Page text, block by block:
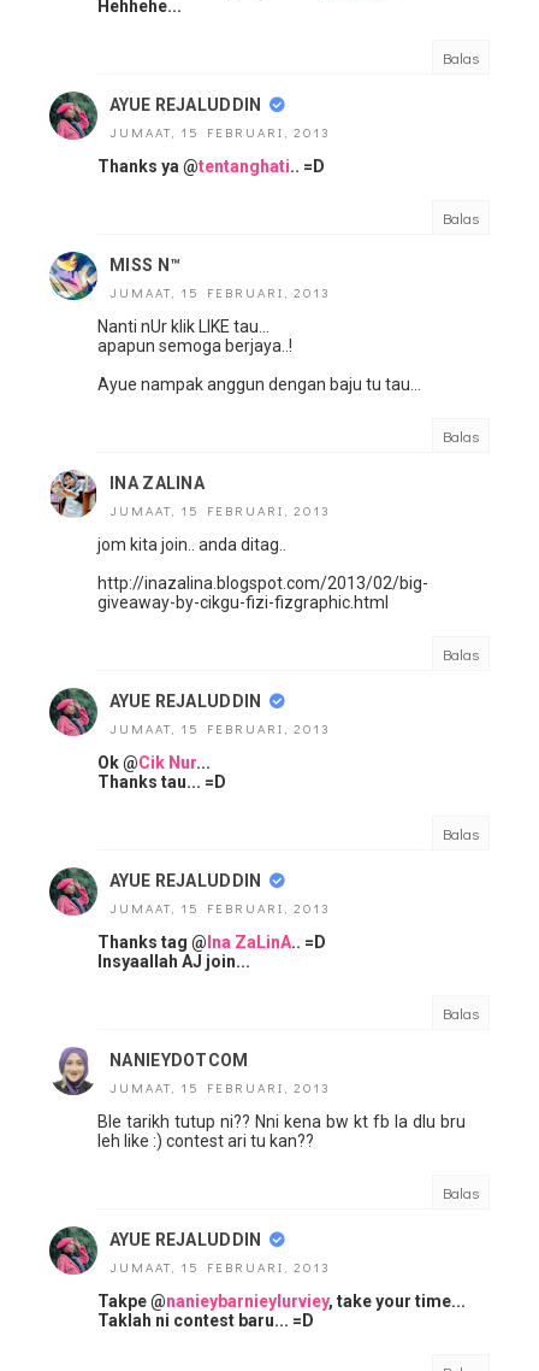
Hehhehe...
Balas
AYUE REJALUDDIN
JUMAAT, 15 FEBRUARI, 2013
Thanks ya @tentanghati.. =D
Balas
MISS N™
JUMAAT, 15 FEBRUARI, 2013
Nanti nUr klik LIKE tau...
apapun semoga berjaya..!
Ayue nampak anggun dengan baju tu tau...
Balas
INA ZALINA
JUMAAT, 15 FEBRUARI, 2013
jom kita join.. anda ditag..
http://inazalina.blogspot.com/2013/02/big-
giveaway-by-cikgu-fizi-fizgraphic.html
Balas
AYUE REJALUDDIN
JUMAAT, 15 FEBRUARI, 2013
Ok @Cik Nur...
Thanks tau... =D
Balas
AYUE REJALUDDIN
JUMAAT, 15 FEBRUARI, 2013
Thanks tag @ Ina ZaLinA.. =D
Insyaallah AJ join...
Balas
NANIEYDOTCOM
JUMAAT, 15 FEBRUARI, 2013
Ble tarikh tutup ni?? Nni kena bw kt fb la dlu bru
leh like :) contest ari tu kan??
Balas
AYUE REJALUDDIN
JUMAAT, 15 FEBRUARI, 2013
Takpe @nanieybarnieylurviey, take your time...
Taklah ni contest baru... =D